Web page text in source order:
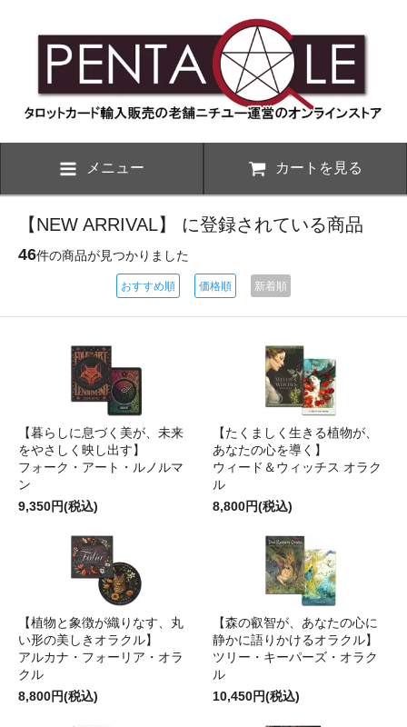
メニュー カートを見る
【NEW ARRIVAL】 に登録されている商品
46件の商品が見つかりました
おすすめ順 価格順 新着順
【暮らしに息づく美が、未来
をやさしく映し出す】
フォーク・アート・ルノルマ
ン
9,350円(税込)
【たくましく生きる植物が、
あなたの心を導く】
ウィード＆ウィッチス オラク
ル
8,800円(税込)
【植物と象徴が織りなす、丸
い形の美しきオラクル】
アルカナ・フォーリア・オラ
クル
8,800円(税込)
【森の叡智が、あなたの心に
静かに語りかけるオラクル】
ツリー・キーパーズ・オラク
ル
10,450円(税込)